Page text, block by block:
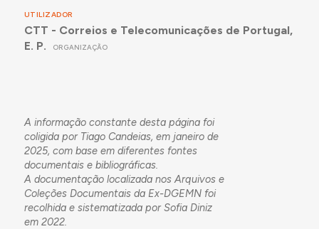
UTILIZADOR
CTT - Correios e Telecomunicações de Portugal,
E. P.
ORGANIZAÇÃO
A informação constante desta página foi
coligida por Tiago Candeias, em janeiro de
2025, com base em diferentes fontes
documentais e bibliográficas.
A documentação localizada nos Arquivos e
Coleções Documentais da Ex-DGEMN foi
recolhida e sistematizada por Sofia Diniz
em 2022.